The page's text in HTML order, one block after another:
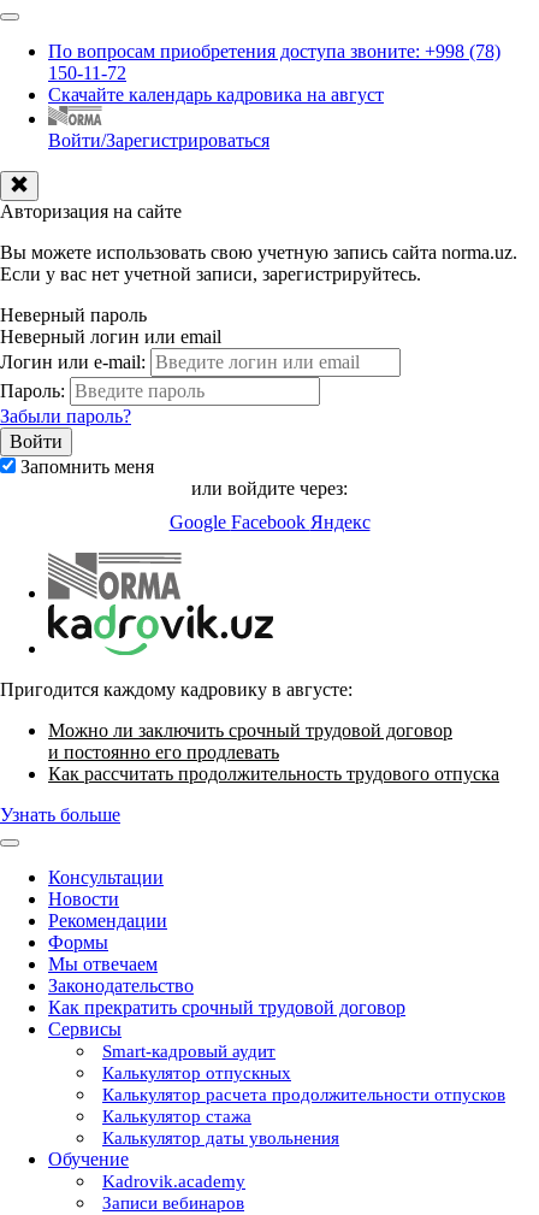
По вопросам приобретения доступа звоните: +998 (78)
150-11-72
Скачайте календарь кадровика на август
Войти/Зарегистрироваться
Авторизация на сайте
Вы можете использовать свою учетную запись сайта norma.uz.
Если у вас нет учетной записи, зарегистрируйтесь.
Неверный пароль
Неверный логин или email
Логин или e-mail:
Пароль:
Забыли пароль?
Запомнить меня
или войдите через:
Google Facebook Яндекс
Пригодится каждому кадровику в августе:
Можно ли заключить срочный трудовой договор
и постоянно его продлевать
Как рассчитать продолжительность трудового отпуска
Узнать больше
Консультации
Новости
Рекомендации
Формы
Мы отвечаем
Законодательство
Как прекратить срочный трудовой договор
Сервисы
Smart-кадровый аудит
Калькулятор отпускных
Калькулятор расчета продолжительности отпусков
Калькулятор стажа
Калькулятор даты увольнения
Обучение
Kadrovik.academy
Записи вебинаров